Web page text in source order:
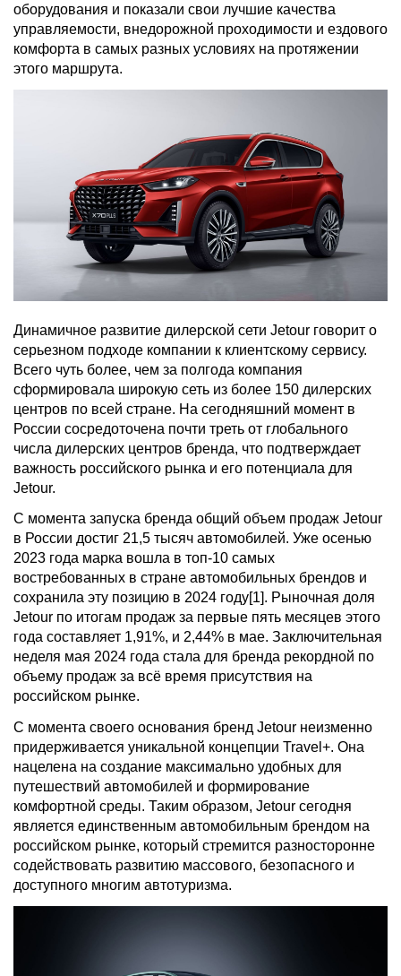
оборудования и показали свои лучшие качества
управляемости, внедорожной проходимости и ездового
комфорта в самых разных условиях на протяжении
этого маршрута.
Динамичное развитие дилерской сети Jetour говорит о
серьезном подходе компании к клиентскому сервису.
Всего чуть более, чем за полгода компания
сформировала широкую сеть из более 150 дилерских
центров по всей стране. На сегодняшний момент в
России сосредоточена почти треть от глобального
числа дилерских центров бренда, что подтверждает
важность российского рынка и его потенциала для
Jetour.
С момента запуска бренда общий объем продаж Jetour
в России достиг 21,5 тысяч автомобилей. Уже осенью
2023 года марка вошла в топ-10 самых
востребованных в стране автомобильных брендов и
сохранила эту позицию в 2024 году[1]. Рыночная доля
Jetour по итогам продаж за первые пять месяцев этого
года составляет 1,91%, и 2,44% в мае. Заключительная
неделя мая 2024 года стала для бренда рекордной по
объему продаж за всё время присутствия на
российском рынке.
С момента своего основания бренд Jetour неизменно
придерживается уникальной концепции Travel+. Она
нацелена на создание максимально удобных для
путешествий автомобилей и формирование
комфортной среды. Таким образом, Jetour сегодня
является единственным автомобильным брендом на
российском рынке, который стремится разносторонне
содействовать развитию массового, безопасного и
доступного многим автотуризма.